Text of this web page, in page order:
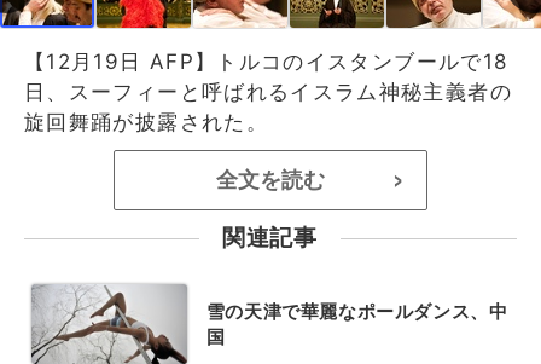
【12月19日 AFP】トルコのイスタンブールで18
日、スーフィーと呼ばれるイスラム神秘主義者の
旋回舞踊が披露された。
全文を読む >
関連記事
雪の天津で華麗なポールダンス、中
国